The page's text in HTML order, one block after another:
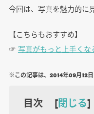
今回は、写真を魅力的に
【こちらもおすすめ】
☞ 写真がもっと上手くな
※この記事は、2014年09月12日
目次 [閉じる]